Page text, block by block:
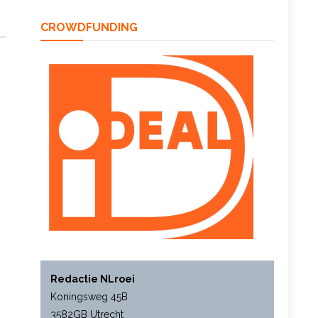
CROWDFUNDING
Redactie NLroei
Koningsweg 45B
3582GB Utrecht